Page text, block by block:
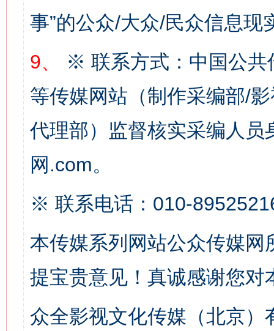
事”的公众/大众/民众信息现
9、
※ 联系方式：中国公共
等传媒网站（制作采编部/
代理部）监督核实采编人员
网.com。
※ 联系电话：010-
本传媒系列网站公众传媒
提宝贵意见！真诚感谢您
众全影视文化传媒（北京）
在谋一域中谋全局
今